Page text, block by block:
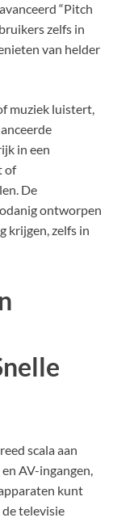
“Pitch
zelfs in
van helder
muziek luistert,
in een
of
De
ontworpen
krijgen, zelfs in
scala aan
AV-ingangen,
kunt
televisie